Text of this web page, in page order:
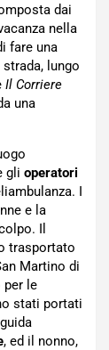
dai
nella
fare una
lungo
Il Corriere
una
gli operatori
I
e la
Il
trasportato
Martino di
per le
stati portati
, ed il nonno,